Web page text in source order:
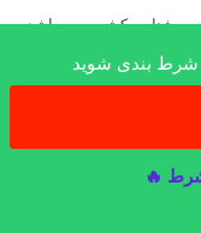
و سرشناس کشور می باشد
شرط بندی شوید